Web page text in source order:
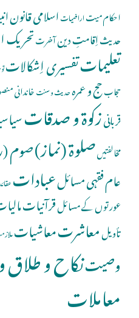
احکام میتاراضیاتاسلامی قانون
حدیثاِقامتِ دینآخرتتحریک
تعلیماتتفسیری اِشکالات
حجابحج و عمرہحدیث و سنتخاندانی
قربانیزکوۃ و صدقات
مخالفتیںصلوة (نماز)صوم
عام فقہی مسائلعبادات
عورتوں کے مسائلقرآنیات
تأویلمعاشرتمعاشیات
وصیتنکاح و طلاق
معاملات